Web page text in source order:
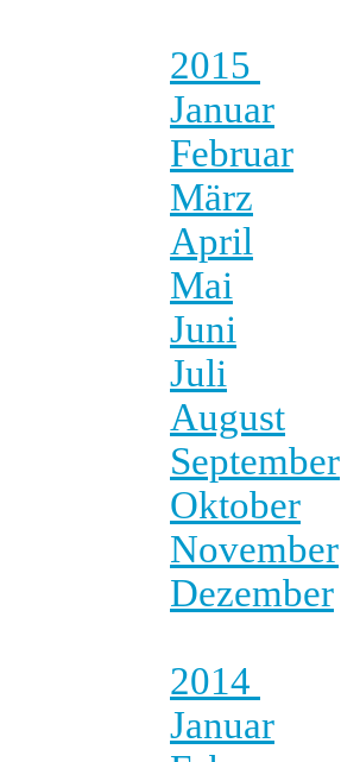
2015
Januar
Februar
März
April
Mai
Juni
Juli
August
September
Oktober
November
Dezember
2014
Januar